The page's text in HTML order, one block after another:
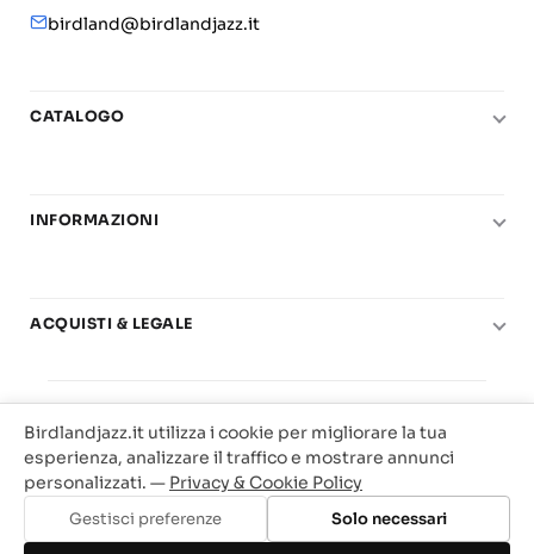
Aggiungi al carrello
birdland@birdlandjazz.it
CATALOGO
Chitarra
Basi play-along
Offerte
INFORMAZIONI
Carta del Docente
ACQUISTI & LEGALE
Privacy & Cookie
Traccia il tuo ordine
Birdland Milano. P.Iva 12093700156
Web Agency Milano
Birdlandjazz.it utilizza i cookie per migliorare la tua
esperienza, analizzare il traffico e mostrare annunci
personalizzati. — Privacy & Cookie Policy
Gestisci preferenze Solo necessari